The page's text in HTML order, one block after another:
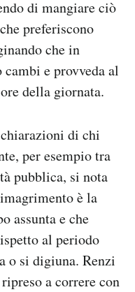
di mangiare ciò
preferiscono
che in
e provveda al
della giornata.
di chi
per esempio tra
pubblica, si nota
è la
assunta e che
al periodo
o si digiuna. Renzi
a correre con